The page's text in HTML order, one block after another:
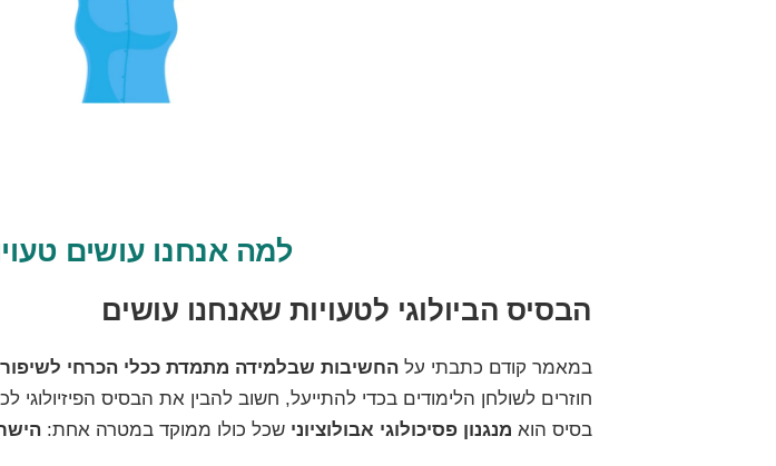
למה אנחנו עושים
הבסיס הביולוגי לטעויות שאנחנו עושים
במאמר קודם כתבתי על החשיבות שבלמידה מתמדת ככלי הכרחי לשיפור
חוזרים לשולחן הלימודים בכדי להתייעל, חשוב להבין את הבסיס הפיזיולוגי
בסיס הוא מנגנון פסיכולוגי אבולוציוני שכל כולו ממוקד במטרה אחת: